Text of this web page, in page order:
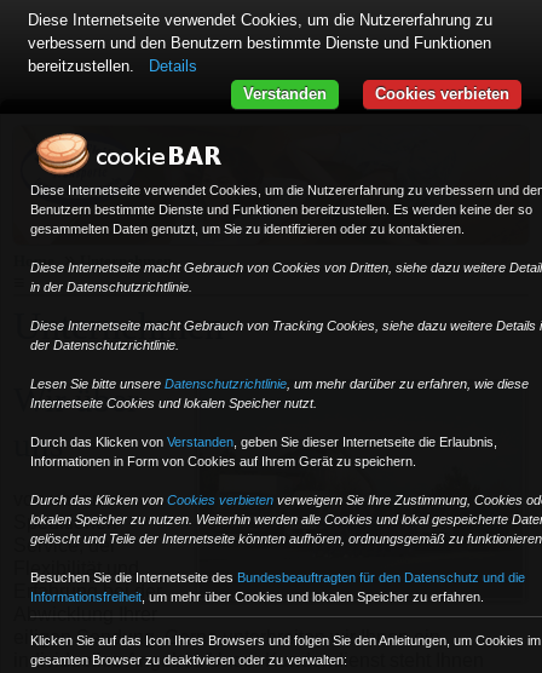
Home »Unternehmen
Unternehmen
Wir über
uns
von unserem
Speditionen-
Service, der
Flexibilität und
Erfahrung bei der
Abwicklung Ihrer
eiligen Sendung. Gerne unterbreiten wir Ihnen ein
individuelles Angebot. Unser Kundendienst steht Ihnen
Diese Internetseite verwendet Cookies, um die Nutzererfahrung zu verbessern und
Benutzern bestimmte Dienste und Funktionen bereitzustellen. Es werden keine der so
gesammelten Daten genutzt, um Sie zu identifizieren oder zu kontaktieren.
Diese Internetseite macht Gebrauch von Cookies von Dritten, siehe dazu weitere
in der Datenschutzrichtlinie.
Diese Internetseite macht Gebrauch von Tracking Cookies, siehe dazu weitere Details
der Datenschutzrichtlinie.
Lesen Sie bitte unsere Datenschutzrichtlinie , um mehr darüber zu erfahren, wie diese
Internetseite Cookies und lokalen Speicher nutzt.
Durch das Klicken von Verstanden geben Sie dieser Internetseite die Erlaubnis,
Informationen in Form von Cookies auf Ihrem Gerät zu speichern.
Durch das Klicken von Cookies verbieten verweigern Sie Ihre Zustimmung, Cookies
lokalen Speicher zu nutzen. Weiterhin werden alle Cookies und lokal gespeicherte
gelöscht und Teile der Internetseite könnten aufhören, ordnungsgemäß zu
Besuchen Sie die Internetseite des Bundesbeauftragten für den Datenschutz und die
Informationsfreiheit , um mehr über Cookies und lokalen Speicher zu erfahren.
Klicken Sie auf das Icon Ihres Browsers und folgen Sie den Anleitungen, um Cookies im
gesamten Browser zu deaktivieren oder zu verwalten:
Diese Internetseite verwendet Cookies, um die Nutzererfahrung zu
verbessern und den Benutzern bestimmte Dienste und Funktionen
bereitzustellen.
Details
Cookies verbieten
Verstanden